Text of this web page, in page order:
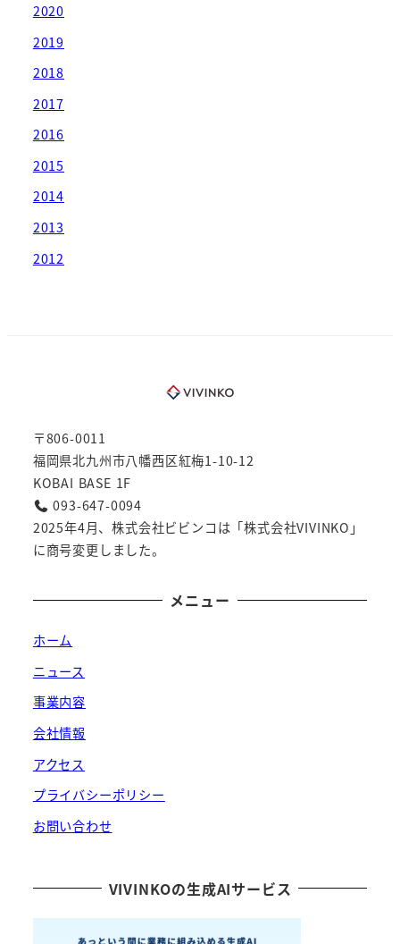
2020
2019
2018
2017
2016
2015
2014
2013
2012
〒806-0011
福岡県北九州市八幡西区紅梅1-10-12
KOBAI BASE 1F
093-647-0094
2025年4月、株式会社ビビンコは「株式会社VIVINKO」
に商号変更しました。
メニュー
ホーム
ニュース
事業内容
会社情報
アクセス
プライバシーポリシー
お問い合わせ
VIVINKOの生成AIサービス